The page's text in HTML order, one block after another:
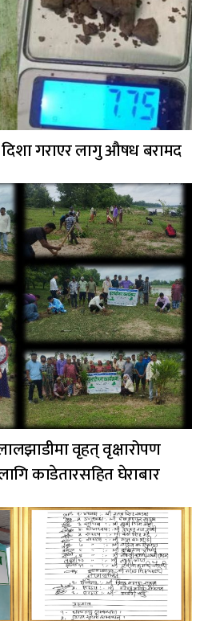
गराएर लागु औषध बरामद
वृहत् वृक्षारोपण
काडेतारसहित घेराबार